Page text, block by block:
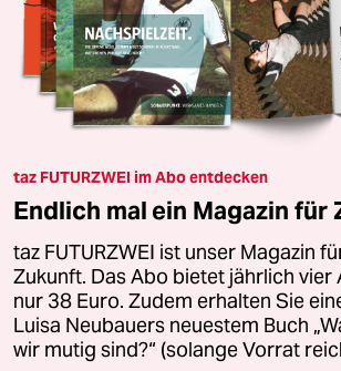
taz FUTURZWEI im Abo entdecken
Endlich mal ein Magazin für
taz FUTURZWEI ist unser Magazin
Zukunft. Das Abo bietet jährlich vier
nur 38 Euro. Zudem erhalten Sie
Luisa Neubauers neuestem Buch
wir mutig sind?“ (solange Vorrat